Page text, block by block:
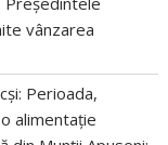
vânzarea
Perioada,
alimentație